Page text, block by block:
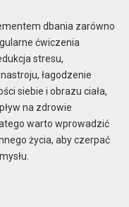
dbania zarówno
ćwiczenia
stresu,
łagodzenie
siebie i obrazu ciała,
na zdrowie
warto wprowadzić
życia, aby czerpać